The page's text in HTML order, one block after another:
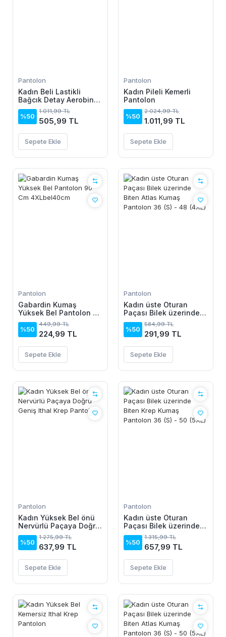
Pantolon
Kadın Beli Lastikli
Bağcık Detay Aerobin
Kumaş Etek Pantolon
%50
1.011,99 TL
505,99 TL
Sepete Ekle
Pantolon
Kadın Pileli Kemerli
Pantolon
%50
2.024,99 TL
1.011,99 TL
Sepete Ekle
Pantolon
Gabardin Kumaş
Yüksek Bel Pantolon 90
Cm 4XLbel40cm
%50
449,99 TL
224,99 TL
Sepete Ekle
Pantolon
Kadın üste Oturan
Paçası Bilek üzerinde
Biten Atlas Kumaş
Pantolon 36 (S) - 48
(4XL)
%50
584,99 TL
291,99 TL
Sepete Ekle
Pantolon
Kadın Yüksek Bel önü
Nervürlü Paçaya Doğru
Geniş Ithal Krep
Pantolon
%50
1.275,99 TL
637,99 TL
Sepete Ekle
Pantolon
Kadın üste Oturan
Paçası Bilek üzerinde
Biten Krep Kumaş
Pantolon 36 (S) - 50
(5XL)
%50
1.315,99 TL
657,99 TL
Sepete Ekle